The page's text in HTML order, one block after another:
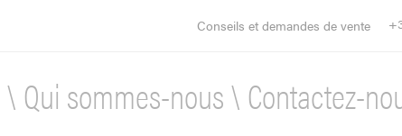
Conseils et demandes de vente
\ Qui sommes-nous\ Contactez-